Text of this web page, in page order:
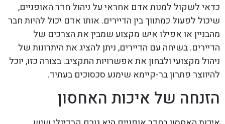
כדאי לשקול למנות אדם אחראי על ניהול חדר האופניים,
שיכול לפעול כמתווך בין הדיירים. אותו אדם יכול להיות חבר
מהבניין או אפילו איש מקצוע שמבין את הצרכים של
הדיירים. בשיחה עם הדיירים, ניתן להציג את היתרונות של
ניהול מקצועי ולבחון את אפשרויות התקציב. בצורה כזו, יוכל
להיווצר פתרון בר-קיימא שימנע סכסוכים בעתיד.
הזנחה של איכות האחסון